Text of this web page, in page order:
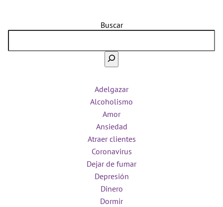
Buscar
Adelgazar
Alcoholismo
Amor
Ansiedad
Atraer clientes
Coronavirus
Dejar de fumar
Depresión
Dinero
Dormir